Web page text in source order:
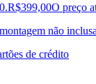
R$399,00O preço
não
de crédito